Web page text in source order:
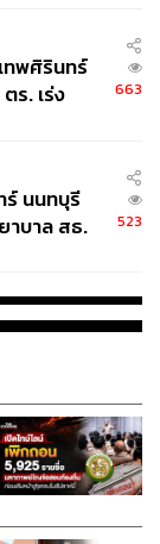
ทพศิรินทร์
ร. เร่ง
663
ร์ นนทบุรี
าบาล สธ.
523